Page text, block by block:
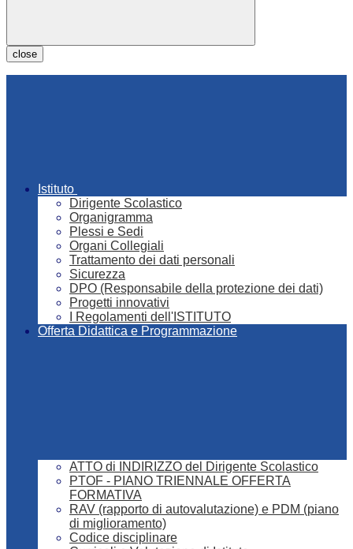
close
Istituto
Dirigente Scolastico
Organigramma
Plessi e Sedi
Organi Collegiali
Trattamento dei dati personali
Sicurezza
DPO (Responsabile della protezione dei dati)
Progetti innovativi
I Regolamenti dell'ISTITUTO
Offerta Didattica e Programmazione
ATTO di INDIRIZZO del Dirigente Scolastico
PTOF - PIANO TRIENNALE OFFERTA
FORMATIVA
RAV (rapporto di autovalutazione) e PDM (piano
di miglioramento)
Codice disciplinare